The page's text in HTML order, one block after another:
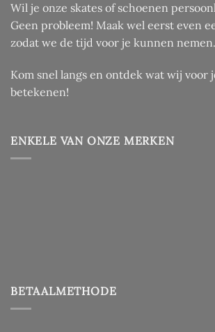
Wil je onze skates of schoenen
Geen probleem! Maak wel eerst even
zodat we de tijd voor je kunnen nemen.
Kom snel langs en ontdek wat wij voor
betekenen!
ENKELE VAN ONZE MERKEN
BETAALMETHODE